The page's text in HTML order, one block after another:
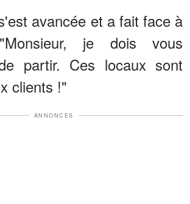
avancée et a fait face à
je dois vous
partir. Ces locaux sont
clients !"
ANNONCES